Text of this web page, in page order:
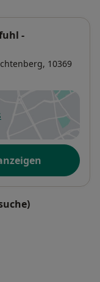
-
, 10369
neuen